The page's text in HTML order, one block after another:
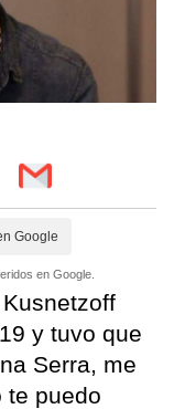
Google
en Google.
y tuvo que
Serra, me
te puedo